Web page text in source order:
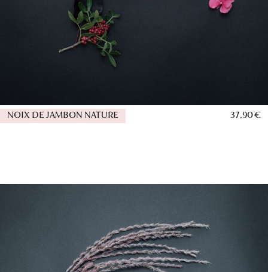
NOIX DE JAMBON NATURE 37,90 €